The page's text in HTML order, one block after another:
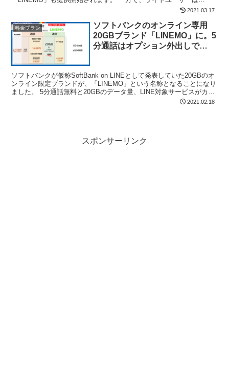
2021.03.17
料金プラン
ソフトバンクのオンライン専用
20GBブランド「LINEMO」に。5
分通話はオプション外出しで
ソフトバンクが仮称SoftBank on LINEとして発表していた20GBのオ
ンライン限定ブランドが、「LINEMO」という名称となることになり
ました。 5分通話無料と20GBのデータ量、LINE対象サービスがカウ
2021.02.18
スポンサーリンク